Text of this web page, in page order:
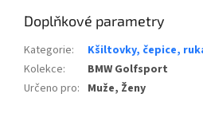
Doplňkové parametry
Kategorie:
Kšiltovky, čepice,
Kolekce:
BMW Golfsport
Určeno pro: Muže, Ženy